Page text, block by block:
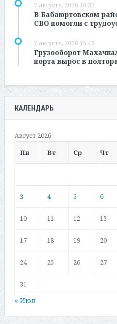
7 августа, 2026 16:32
В Бабаюртовском
СВО помогли с
7 августа, 2026 15:43
Грузооборот
порта вырос в
КАЛЕНДАРЬ
Август 2026
Пн
Вт Ср Чт
3 4 5 6
10 11 12 13
17 18 19 20
24 25 26 27
31
« Июл